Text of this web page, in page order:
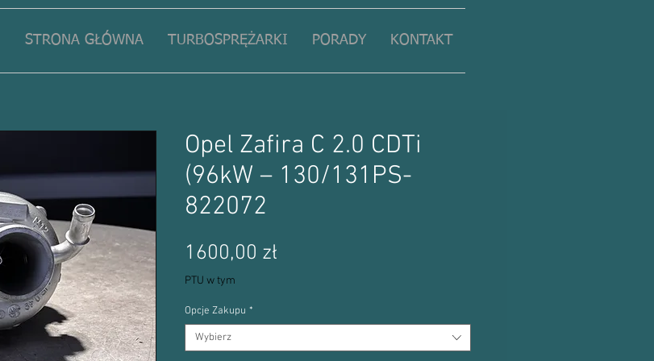
STRONA GŁÓWNA TURBOSPRĘŻARKI PORADY KONTAKT
Opel Zafira C 2.0 CDTi
(96kW – 130/131PS-
822072
1600,00 zł
PTU w tym
Opcje Zakupu *
Wybierz